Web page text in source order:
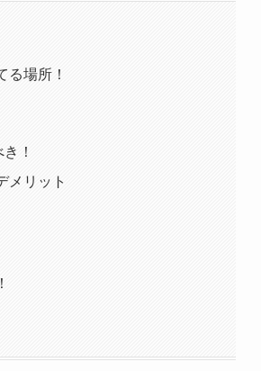
場所！
！
メリット